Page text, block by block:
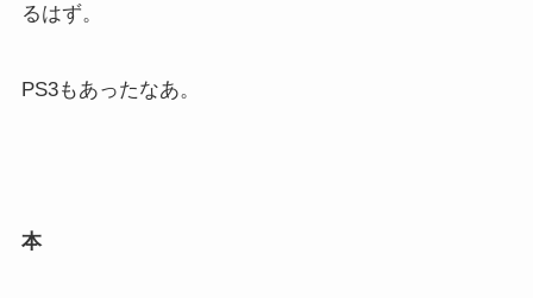
るはず。
PS3もあったなあ。
本